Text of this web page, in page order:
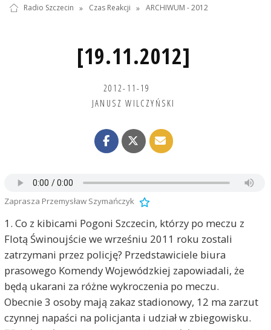
Radio Szczecin » Czas Reakcji » ARCHIWUM - 2012
[19.11.2012]
2012-11-19
JANUSZ WILCZYŃSKI
Zaprasza Przemysław Szymańczyk
1. Co z kibicami Pogoni Szczecin, którzy po meczu z
Flotą Świnoujście we wrześniu 2011 roku zostali
zatrzymani przez policję? Przedstawiciele biura
prasowego Komendy Wojewódzkiej zapowiadali, że
będą ukarani za różne wykroczenia po meczu.
Obecnie 3 osoby mają zakaz stadionowy, 12 ma zarzut
czynnej napaści na policjanta i udział w zbiegowisku.